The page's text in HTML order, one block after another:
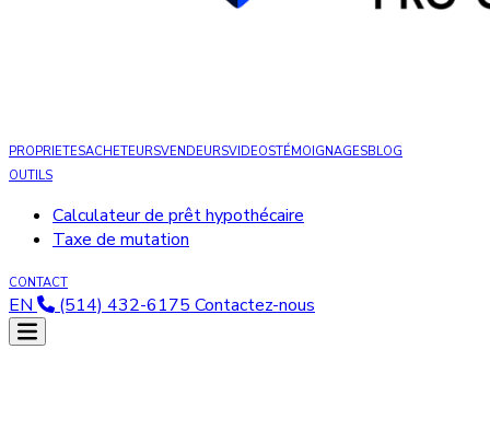
PROPRIETESACHETEURSVENDEURSVIDEOSTÉMOIGNAGESBLOG
OUTILS
Calculateur de prêt hypothécaire
Taxe de mutation
CONTACT
EN (514) 432-6175 Contactez-nous